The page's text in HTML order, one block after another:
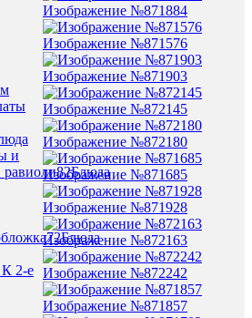
и
82Блюда
72Блюда
2-е
Изображение №871884
Изображение №871576
Изображение №871903
Изображение №872145
Изображение №872180
Изображение №871685
Изображение №871928
Изображение №872163
Изображение №872242
Изображение №871857